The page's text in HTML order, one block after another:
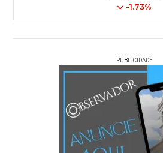
-1.73%
PUBLICIDADE